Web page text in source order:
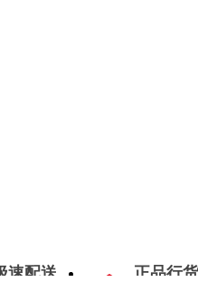
速配送 正品行